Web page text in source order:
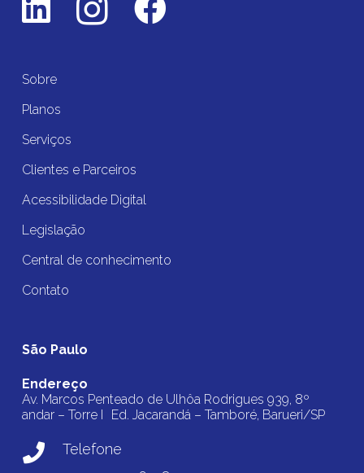
Sobre
Planos
Serviços
Clientes e Parceiros
Acessibilidade Digital
Legislação
Central de conhecimento
Contato
São Paulo
Endereço
Av. Marcos Penteado de Ulhôa Rodrigues 939, 8º
andar – Torre I Ed. Jacarandá – Tamboré, Barueri/SP
Telefone